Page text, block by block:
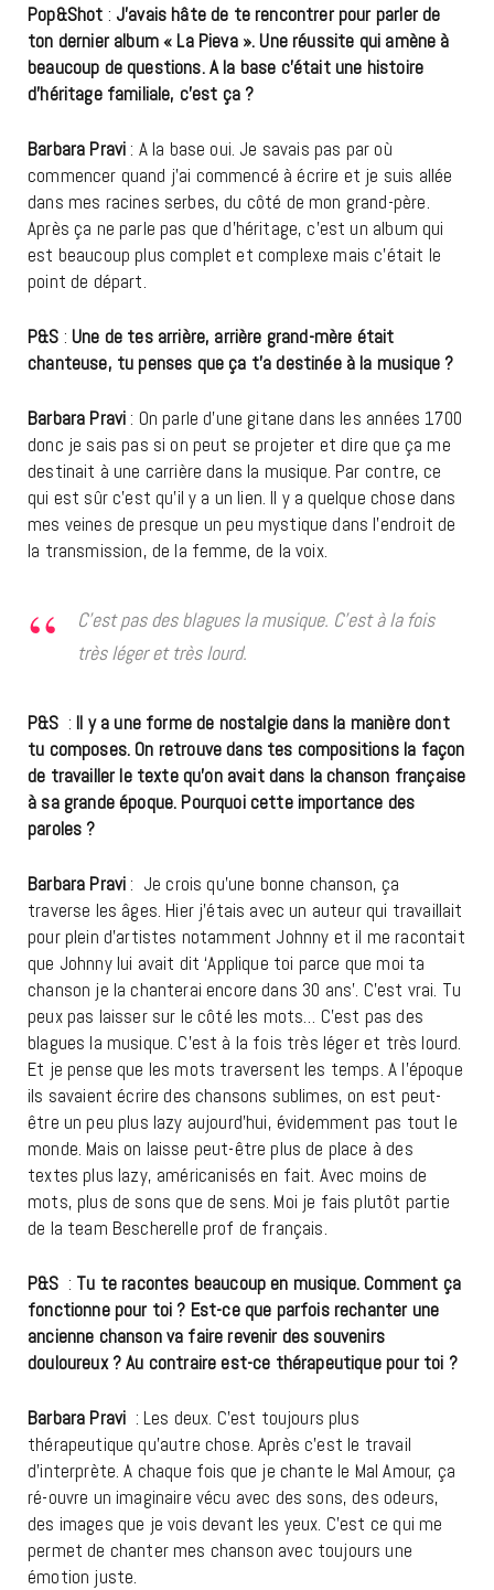
Pop&Shot : J’avais hâte de te rencontrer pour parler de
ton dernier album « La Pieva ». Une réussite qui amène à
beaucoup de questions. A la base c’était une histoire
d’héritage familiale, c’est ça ?
Barbara Pravi : A la base oui. Je savais pas par où
commencer quand j’ai commencé à écrire et je suis allée
dans mes racines serbes, du côté de mon grand-père.
Après ça ne parle pas que d’héritage, c’est un album qui
est beaucoup plus complet et complexe mais c’était le
point de départ.
P&S : Une de tes arrière, arrière grand-mère était
chanteuse, tu penses que ça t’a destinée à la musique ?
Barbara Pravi : On parle d’une gitane dans les années 1700
donc je sais pas si on peut se projeter et dire que ça me
destinait à une carrière dans la musique. Par contre, ce
qui est sûr c’est qu’il y a un lien. Il y a quelque chose dans
mes veines de presque un peu mystique dans l’endroit de
la transmission, de la femme, de la voix.
C’est pas des blagues la musique. C’est à la fois
très léger et très lourd.
P&S : Il y a une forme de nostalgie dans la manière dont
tu composes. On retrouve dans tes compositions la façon
de travailler le texte qu’on avait dans la chanson française
à sa grande époque. Pourquoi cette importance des
paroles ?
Barbara Pravi : Je crois qu’une bonne chanson, ça
traverse les âges. Hier j’étais avec un auteur qui travaillait
pour plein d’artistes notamment Johnny et il me racontait
que Johnny lui avait dit ‘Applique toi parce que moi ta
chanson je la chanterai encore dans 30 ans’. C’est vrai. Tu
peux pas laisser sur le côté les mots… C’est pas des
blagues la musique. C’est à la fois très léger et très lourd.
Et je pense que les mots traversent les temps. A l’époque
ils savaient écrire des chansons sublimes, on est peut-
être un peu plus lazy aujourd’hui, évidemment pas tout le
monde. Mais on laisse peut-être plus de place à des
textes plus lazy, américanisés en fait. Avec moins de
mots, plus de sons que de sens. Moi je fais plutôt partie
de la team Bescherelle prof de français.
P&S : Tu te racontes beaucoup en musique. Comment ça
fonctionne pour toi ? Est-ce que parfois rechanter une
ancienne chanson va faire revenir des souvenirs
douloureux ? Au contraire est-ce thérapeutique pour toi ?
Barbara Pravi : Les deux. C’est toujours plus
thérapeutique qu’autre chose. Après c’est le travail
d’interprète. A chaque fois que je chante le Mal Amour, ça
ré-ouvre un imaginaire vécu avec des sons, des odeurs,
des images que je vois devant les yeux. C’est ce qui me
permet de chanter mes chanson avec toujours une
émotion juste.